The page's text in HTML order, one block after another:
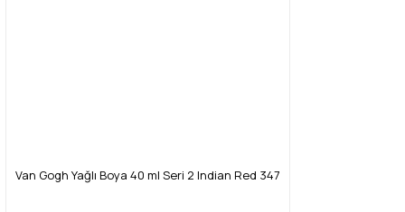
Van Gogh Yağlı Boya 40 ml Seri 2 Indian Red 347